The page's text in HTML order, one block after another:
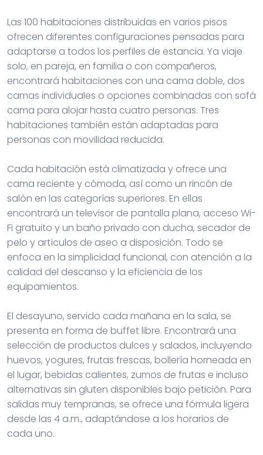
Las 100 habitaciones distribuidas en varios pisos
ofrecen diferentes configuraciones pensadas para
adaptarse a todos los perfiles de estancia. Ya viaje
solo, en pareja, en familia o con compañeros,
encontrará habitaciones con una cama doble, dos
camas individuales o opciones combinadas con sofá
cama para alojar hasta cuatro personas. Tres
habitaciones también están adaptadas para
personas con movilidad reducida.
Cada habitación está climatizada y ofrece una
cama reciente y cómoda, así como un rincón de
salón en las categorías superiores. En ellas
encontrará un televisor de pantalla plana, acceso Wi-
Fi gratuito y un baño privado con ducha, secador de
pelo y artículos de aseo a disposición. Todo se
enfoca en la simplicidad funcional, con atención a la
calidad del descanso y la eficiencia de los
equipamientos.
El desayuno, servido cada mañana en la sala, se
presenta en forma de buffet libre. Encontrará una
selección de productos dulces y salados, incluyendo
huevos, yogures, frutas frescas, bollería horneada en
el lugar, bebidas calientes, zumos de frutas e incluso
alternativas sin gluten disponibles bajo petición. Para
salidas muy tempranas, se ofrece una fórmula ligera
desde las 4 a.m., adaptándose a los horarios de
cada uno.